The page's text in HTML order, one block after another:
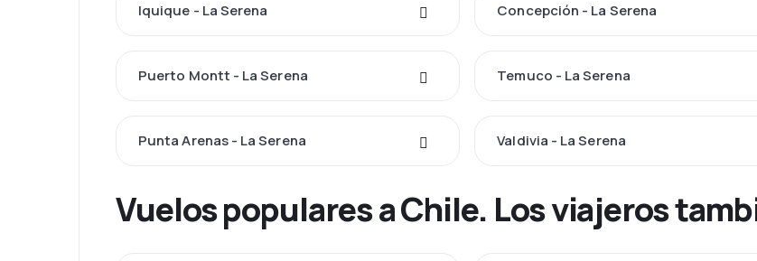
Iquique - La Serena Concepción - La Serena
Puerto Montt - La Serena Temuco - La Serena
Punta Arenas - La Serena Valdivia - La Serena
Vuelos populares a Chile. Los viajeros